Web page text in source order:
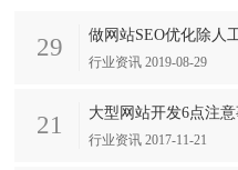
29 做网站SEO优化除人
行业资讯 2019-08-29
21 大型网站开发6点注
行业资讯 2017-11-21